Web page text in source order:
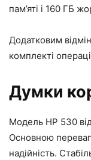
пам’яті і 160 ГБ
Додатковим
комплекті
Думки
Модель HP 530
Основною
надійність.